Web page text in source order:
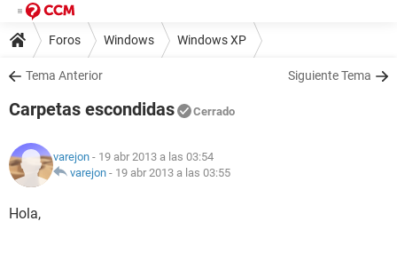
Foros Windows Windows XP
Tema Anterior Siguiente Tema
Carpetas escondidas Cerrado
varejon - 19 abr 2013 a las 03:54
varejon - 19 abr 2013 a las 03:55
Hola,